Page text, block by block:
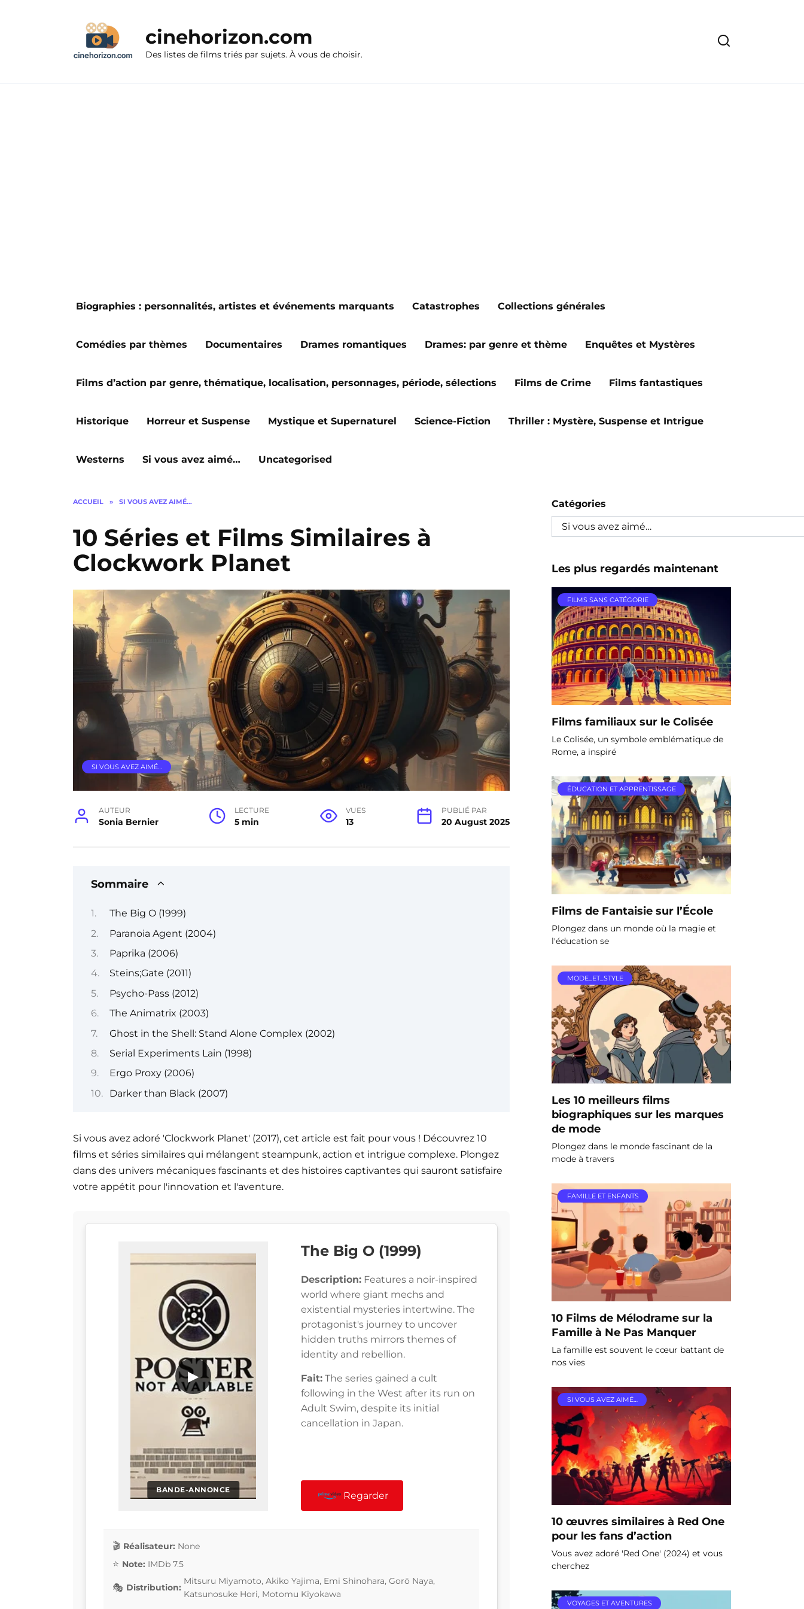
cinehorizon.com
Des listes de films triés par sujets. À vous de choisir.
Biographies : personnalités, artistes et événements marquants Catastrophes Collections générales
Comédies par thèmes Documentaires Drames romantiques Drames: par genre et thème Enquêtes et Mystères
Films d’action par genre, thématique, localisation, personnages, période, sélections Films de Crime Films fantastiques
Historique Horreur et Suspense Mystique et Supernaturel Science-Fiction Thriller : Mystère, Suspense et Intrigue
Westerns Si vous avez aimé… Uncategorised
ACCUEIL » SI VOUS AVEZ AIMÉ…
10 Séries et Films Similaires à
Clockwork Planet
SI VOUS AVEZ AIMÉ…
AUTEUR
Sonia Bernier
LECTURE
5 min
VUES
13
PUBLIÉ PAR
20 August 2025
Sommaire
The Big O (1999)
Paranoia Agent (2004)
Paprika (2006)
Steins;Gate (2011)
Psycho-Pass (2012)
The Animatrix (2003)
Ghost in the Shell: Stand Alone Complex (2002)
Serial Experiments Lain (1998)
Ergo Proxy (2006)
Darker than Black (2007)
Si vous avez adoré 'Clockwork Planet' (2017), cet article est fait pour vous ! Découvrez 10
films et séries similaires qui mélangent steampunk, action et intrigue complexe. Plongez
dans des univers mécaniques fascinants et des histoires captivantes qui sauront satisfaire
votre appétit pour l'innovation et l'aventure.
BANDE-ANNONCE
▶
The Big O (1999)
Description: Features a noir-inspired
world where giant mechs and
existential mysteries intertwine. The
protagonist's journey to uncover
hidden truths mirrors themes of
identity and rebellion.
Fait: The series gained a cult
following in the West after its run on
Adult Swim, despite its initial
cancellation in Japan.
Regarder
Réalisateur: None
Note: IMDb 7.5
Distribution:
Mitsuru Miyamoto, Akiko Yajima, Emi Shinohara, Gorō Naya,
Katsunosuke Hori, Motomu Kiyokawa
Catégories
Les plus regardés maintenant
FILMS SANS CATÉGORIE
Films familiaux sur le Colisée
Le Colisée, un symbole emblématique de
Rome, a inspiré
ÉDUCATION ET APPRENTISSAGE
Films de Fantaisie sur l’École
Plongez dans un monde où la magie et
l'éducation se
MODE_ET_STYLE
Les 10 meilleurs films
biographiques sur les marques
de mode
Plongez dans le monde fascinant de la
mode à travers
FAMILLE ET ENFANTS
10 Films de Mélodrame sur la
Famille à Ne Pas Manquer
La famille est souvent le cœur battant de
nos vies
SI VOUS AVEZ AIMÉ…
10 œuvres similaires à Red One
pour les fans d’action
Vous avez adoré 'Red One' (2024) et vous
cherchez
VOYAGES ET AVENTURES